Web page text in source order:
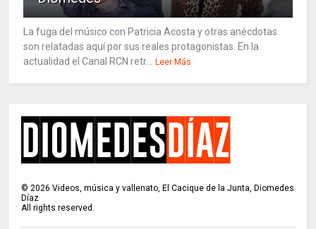
La fuga del músico con Patricia Acosta y otras anécdotas
son relatadas aquí por sus reales protagonistas. En la
actualidad el Canal RCN retr...
Leer Más
© 2026 Videos, música y vallenato, El Cacique de la Junta, Diomedes
Díaz
All rights reserved.